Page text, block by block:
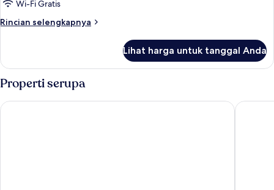
Suite
Presidensial,
Tidur
Wi-Fi Gratis
Rincian selengkapnya
Rincian
Suite
1
Tidur
Lihat harga untuk tanggal Anda
Properti serupa
Inn On Woodlake Hilton